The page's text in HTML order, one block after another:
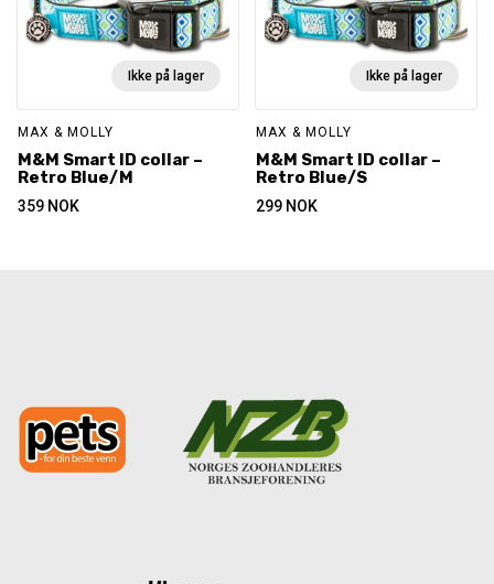
Ikke på lager
MAX & MOLLY
M&M Smart ID collar –
Retro Blue/M
359 NOK
Ikke på lager
MAX & MOLLY
M&M Smart ID collar –
Retro Blue/S
299 NOK